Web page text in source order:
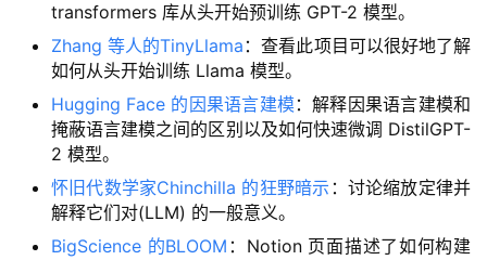
transformers 库从头开始预训练 GPT-2 模型。
Zhang 等人的TinyLlama ：查看此项目可以很好地了解
如何从头开始训练 Llama 模型。
Hugging Face 的因果语言建模：解释因果语言建模和
掩蔽语言建模之间的区别以及如何快速微调 DistilGPT-
2 模型。
怀旧代数学家Chinchilla 的狂野暗示 ：讨论缩放定律并
解释它们对(LLM) 的一般意义。
BigScience 的BLOOM ：Notion 页面描述了如何构建